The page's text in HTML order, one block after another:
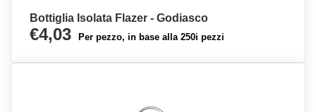
Bottiglia Isolata Flazer - Godiasco
€4,03 Per pezzo, in base alla 250i pezzi